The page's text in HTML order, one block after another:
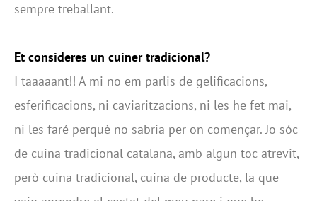
sempre treballant.
Et consideres un cuiner tradicional?
I taaaaant!! A mi no em parlis de gelificacions,
esferificacions, ni caviaritzacions, ni les he fet mai,
ni les faré perquè no sabria per on començar. Jo sóc
de cuina tradicional catalana, amb algun toc atrevit,
però cuina tradicional, cuina de producte, la que